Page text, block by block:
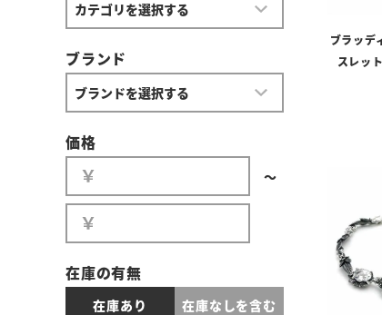
ブランド
価格
〜
在庫の有無
在庫あり 在庫なしを含む
ブラッ
スレッ